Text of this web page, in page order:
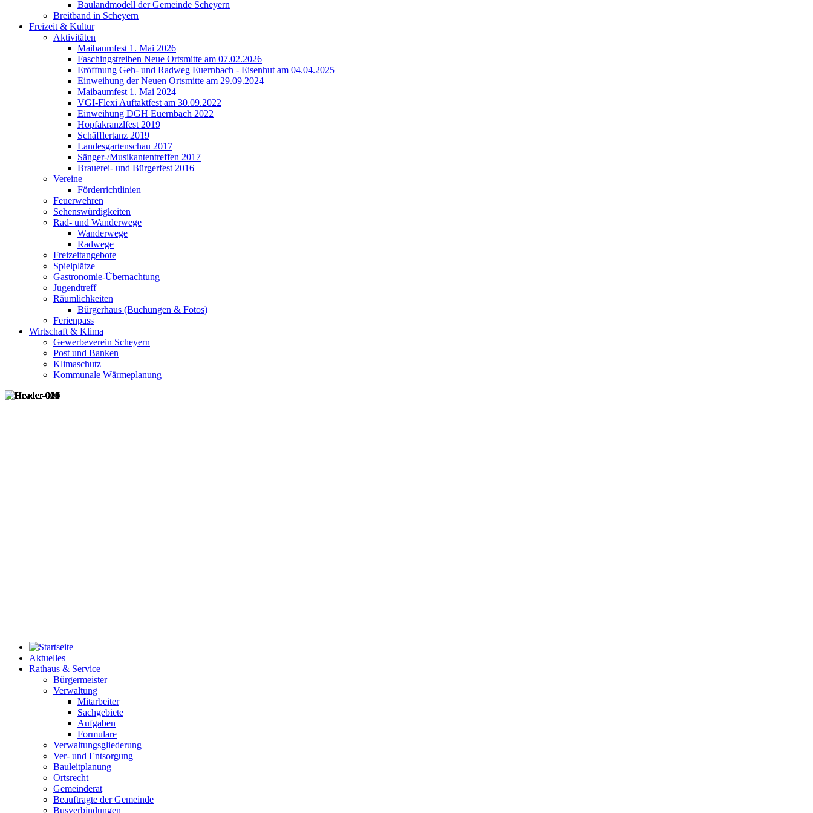
Baulandmodell der Gemeinde Scheyern
Breitband in Scheyern
Freizeit & Kultur
Aktivitäten
Maibaumfest 1. Mai 2026
Faschingstreiben Neue Ortsmitte am 07.02.2026
Eröffnung Geh- und Radweg Euernbach - Eisenhut am 04.04.2025
Einweihung der Neuen Ortsmitte am 29.09.2024
Maibaumfest 1. Mai 2024
VGI-Flexi Auftaktfest am 30.09.2022
Einweihung DGH Euernbach 2022
Hopfakranzlfest 2019
Schäfflertanz 2019
Landesgartenschau 2017
Sänger-/Musikantentreffen 2017
Brauerei- und Bürgerfest 2016
Vereine
Förderrichtlinien
Feuerwehren
Sehenswürdigkeiten
Rad- und Wanderwege
Wanderwege
Radwege
Freizeitangebote
Spielplätze
Gastronomie-Übernachtung
Jugendtreff
Räumlichkeiten
Bürgerhaus (Buchungen & Fotos)
Ferienpass
Wirtschaft & Klima
Gewerbeverein Scheyern
Post und Banken
Klimaschutz
Kommunale Wärmeplanung
Aktuelles
Rathaus & Service
Bürgermeister
Verwaltung
Mitarbeiter
Sachgebiete
Aufgaben
Formulare
Verwaltungsgliederung
Ver- und Entsorgung
Bauleitplanung
Ortsrecht
Gemeinderat
Beauftragte der Gemeinde
Busverbindungen